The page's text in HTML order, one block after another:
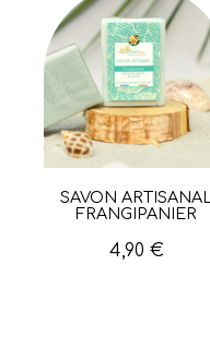
Aperçu rapide
SAVON ARTISANAL
FRANGIPANIER
4,90 €